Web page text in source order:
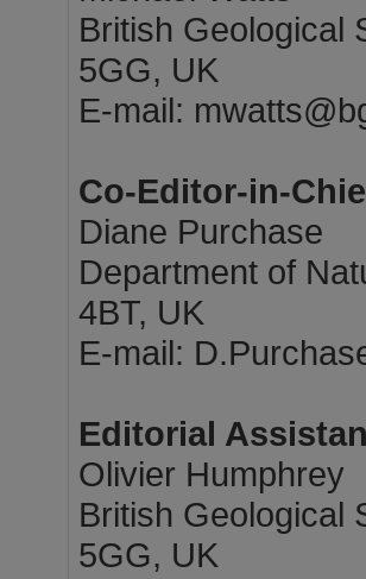
British Geological
5GG, UK
E-mail:
Co-Editor-in-
Diane Purchase
Department of
4BT, UK
E-mail:
Editorial
Olivier Humphrey
British Geological
5GG, UK